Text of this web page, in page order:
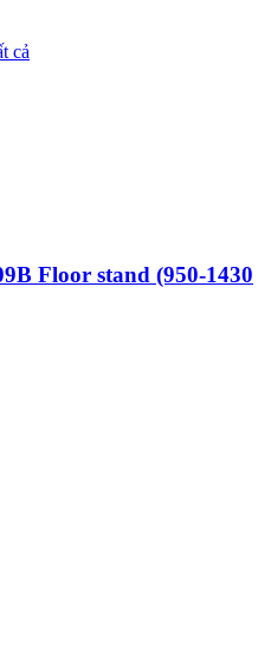
cả
Floor stand (950-1430